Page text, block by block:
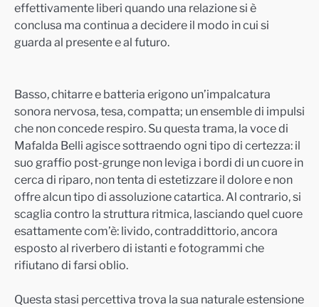
effettivamente liberi quando una relazione si è
conclusa ma continua a decidere il modo in cui si
guarda al presente e al futuro.
Basso, chitarre e batteria erigono un’impalcatura
sonora nervosa, tesa, compatta; un ensemble di impulsi
che non concede respiro. Su questa trama, la voce di
Mafalda Belli agisce sottraendo ogni tipo di certezza: il
suo graffio post-grunge non leviga i bordi di un cuore in
cerca di riparo, non tenta di estetizzare il dolore e non
offre alcun tipo di assoluzione catartica. Al contrario, si
scaglia contro la struttura ritmica, lasciando quel cuore
esattamente com’è: livido, contraddittorio, ancora
esposto al riverbero di istanti e fotogrammi che
rifiutano di farsi oblio.
Questa stasi percettiva trova la sua naturale estensione